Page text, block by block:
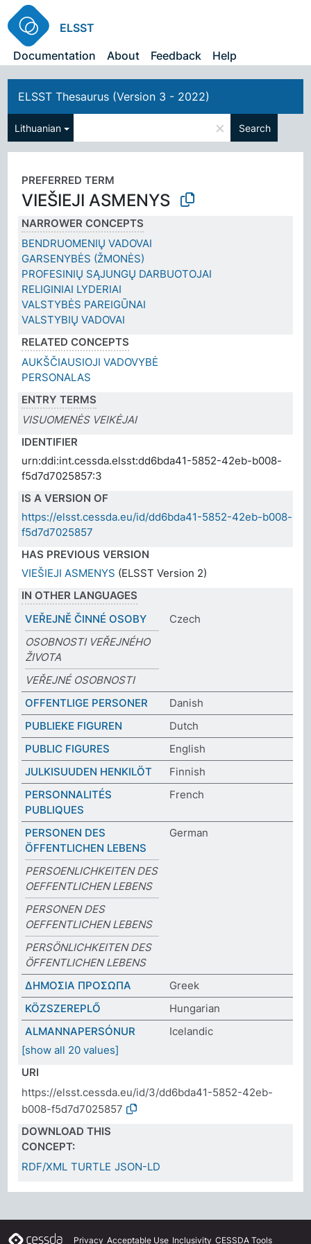
ELSST
Documentation
About Feedback Help
ELSST Thesaurus (Version 3 - 2022)
Lithuanian × Search
PREFERRED TERM
VIEŠIEJI ASMENYS
NARROWER CONCEPTS
BENDRUOMENIŲ VADOVAI
GARSENYBĖS (ŽMONĖS)
PROFESINIŲ SĄJUNGŲ DARBUOTOJAI
RELIGINIAI LYDERIAI
VALSTYBĖS PAREIGŪNAI
VALSTYBIŲ VADOVAI
RELATED CONCEPTS
AUKŠČIAUSIOJI VADOVYBĖ
PERSONALAS
ENTRY TERMS
VISUOMENĖS VEIKĖJAI
IDENTIFIER
urn:ddi:int.cessda.elsst:dd6bda41-5852-42eb-b008-
f5d7d7025857:3
IS A VERSION OF
https://elsst.cessda.eu/id/dd6bda41-5852-42eb-b008-
f5d7d7025857
HAS PREVIOUS VERSION
VIEŠIEJI ASMENYS (ELSST Version 2)
IN OTHER LANGUAGES
VEŘEJNĚ ČINNÉ OSOBY
Czech
OSOBNOSTI VEŘEJNÉHO
ŽIVOTA
VEŘEJNÉ OSOBNOSTI
OFFENTLIGE PERSONER
Danish
PUBLIEKE FIGUREN
Dutch
PUBLIC FIGURES
English
JULKISUUDEN HENKILÖT
Finnish
PERSONNALITÉS
PUBLIQUES
French
PERSONEN DES
ÖFFENTLICHEN LEBENS
German
PERSOENLICHKEITEN DES
OEFFENTLICHEN LEBENS
PERSONEN DES
OEFFENTLICHEN LEBENS
PERSÖNLICHKEITEN DES
ÖFFENTLICHEN LEBENS
ΔΗΜΟΣΙΑ ΠΡΟΣΩΠΑ
Greek
KÖZSZEREPLŐ
Hungarian
ALMANNAPERSÓNUR
Icelandic
[show all 20 values]
URI
https://elsst.cessda.eu/id/3/dd6bda41-5852-42eb-
b008-f5d7d7025857
DOWNLOAD THIS
CONCEPT:
RDF/XML TURTLE JSON-LD
Privacy Acceptable Use Inclusivity CESSDA Tools